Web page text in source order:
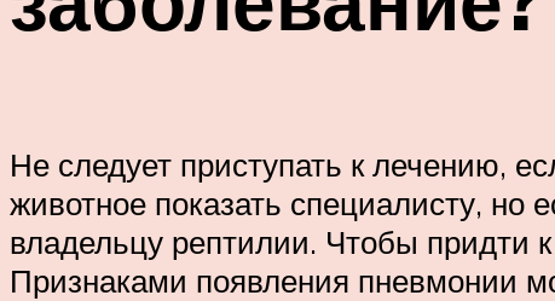
Не следует приступать к лечению,
животное показать специалисту, но
владельцу рептилии. Чтобы придти
Признаками появления пневмонии